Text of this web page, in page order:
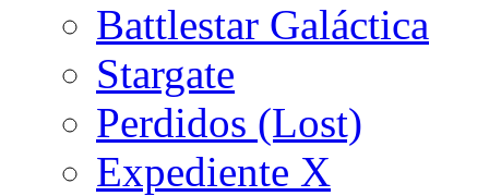
Battlestar Galáctica
Stargate
Perdidos (Lost)
Expediente X